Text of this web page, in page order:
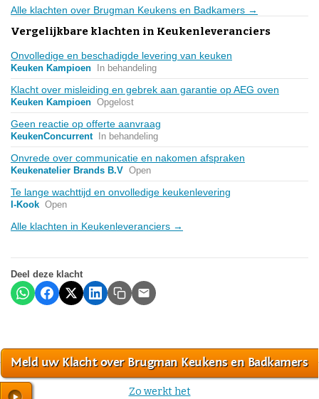
Alle klachten over Brugman Keukens en Badkamers →
Vergelijkbare klachten in Keukenleveranciers
Onvolledige en beschadigde levering van keuken
Keuken Kampioen In behandeling
Klacht over misleiding en gebrek aan garantie op AEG oven
Keuken Kampioen Opgelost
Geen reactie op offerte aanvraag
KeukenConcurrent In behandeling
Onvrede over communicatie en nakomen afspraken
Keukenatelier Brands B.V Open
Te lange wachttijd en onvolledige keukenlevering
I-Kook Open
Alle klachten in Keukenleveranciers →
Deel deze klacht
Meld uw Klacht over Brugman Keukens en Badkamers
Zo werkt het